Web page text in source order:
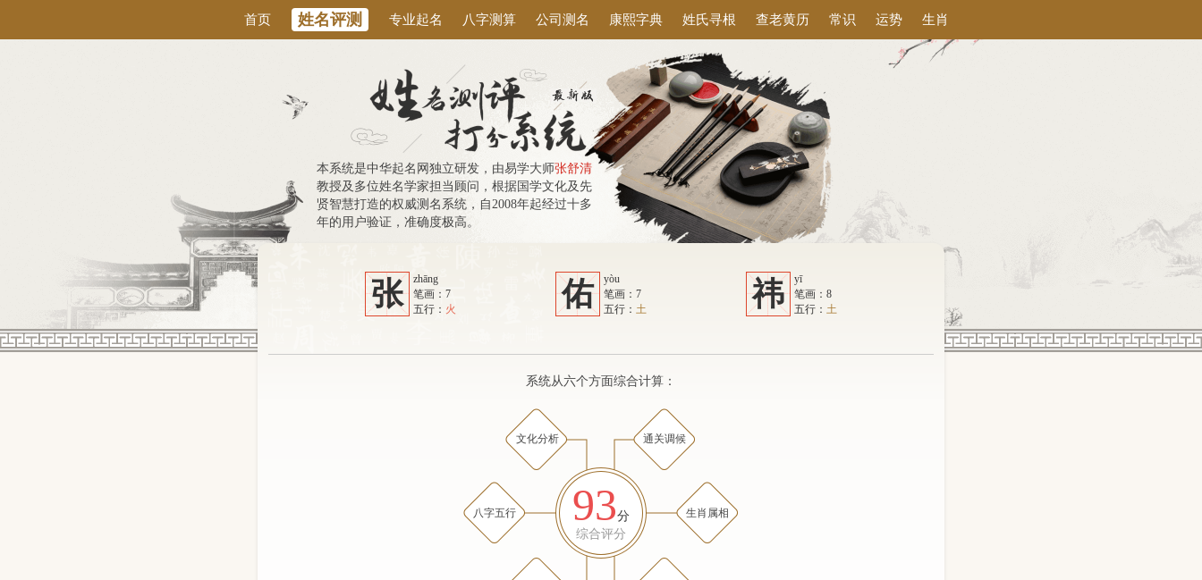
首页 姓名评测 专业起名 八字测算 公司测名 康熙字典 姓氏寻根 查老黄历 常识 运势 生肖
本系统是中华起名网独立研发，由易学大师张舒清
教授及多位姓名学家担当顾问，根据国学文化及先
贤智慧打造的权威测名系统，自2008年起经过十多
年的用户验证，准确度极高。
张
zhāng
笔画：7
五行： 火 佑
yòu
笔画：7
五行： 土 祎
yī
笔画：8
五行： 土
系统从六个方面综合计算：
八字五行
文化分析
生肖属相
通关调候
93分
综合评分